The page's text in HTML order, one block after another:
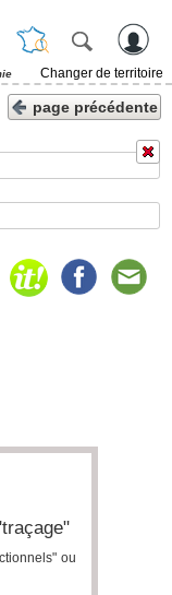
Changer de territoire
page précédente
ou